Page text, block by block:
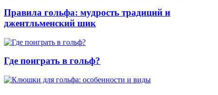
Правила гольфа: мудрость традиций и
джентльменский шик
Где поиграть в гольф?